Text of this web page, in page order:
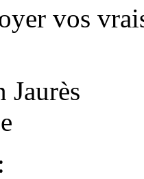
vos
Jaurès